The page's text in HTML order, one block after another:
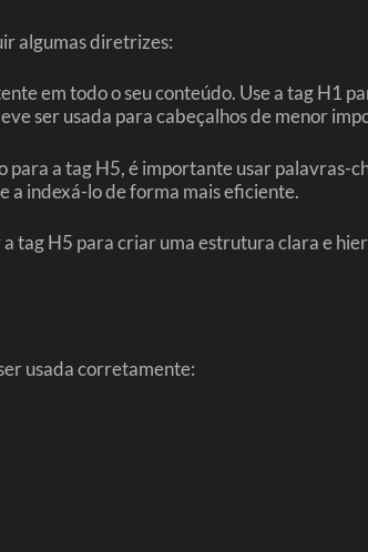
algumas diretrizes:
em todo o seu conteúdo. Use a tag H1
ser usada para cabeçalhos de menor
para a tag H5, é importante usar palavras-
a indexá-lo de forma mais eficiente.
tag H5 para criar uma estrutura clara e
usada corretamente: